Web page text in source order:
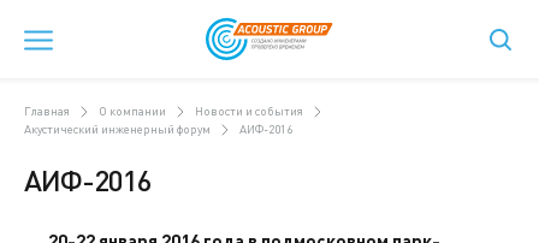
Главная О компании
Новости и события
Акустический инженерный форум
АИФ-2016
АИФ-2016